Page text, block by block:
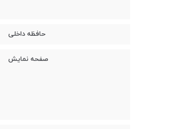
حافظه داخلی
صفحه نمایش